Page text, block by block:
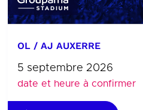
OL / AJ AUXERRE
5 septembre 2026
date et heure à confirmer